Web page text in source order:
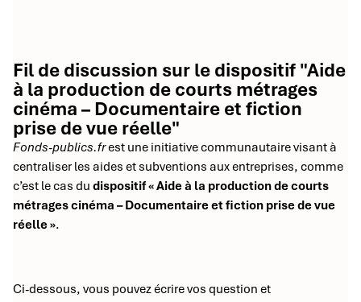
Fil de discussion sur le dispositif "Aide
à la production de courts métrages
cinéma – Documentaire et fiction
prise de vue réelle"
Fonds-publics.frest une initiative communautaire visant à
centraliser les aides et subventions aux entreprises, comme
c’est le cas du dispositif « Aide à la production de courts
métrages cinéma – Documentaire et fiction prise de vue
réelle ».
Ci-dessous, vous pouvez écrire vos question et